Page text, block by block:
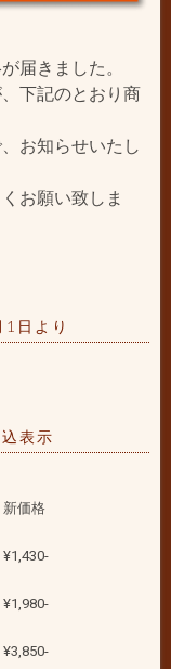
届きました。
下記のとおり商
お知らせいたし
お願い致しま
日より
表示
新価格
¥1,430-
¥1,980-
¥3,850-